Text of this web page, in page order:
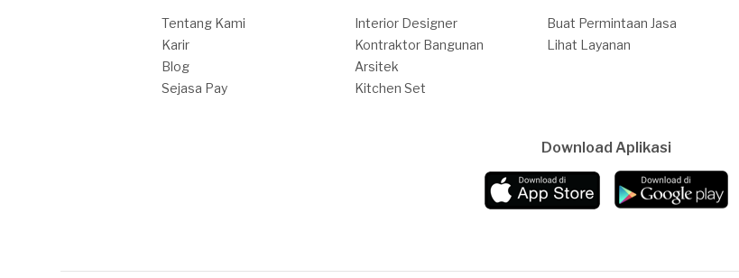
Tentang Kami
Karir
Blog
Sejasa Pay
Interior Designer
Kontraktor Bangunan
Arsitek
Kitchen Set
Buat Permintaan Jasa
Lihat Layanan
Download Aplikasi